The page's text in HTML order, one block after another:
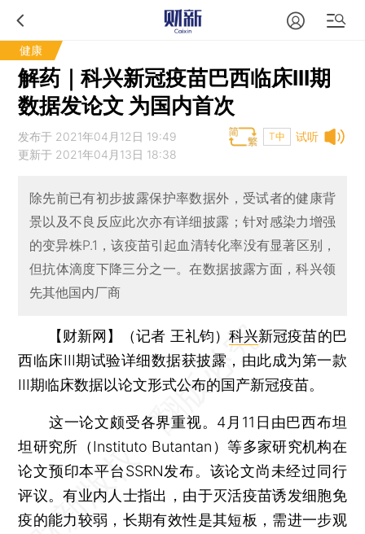
健康
解药｜科兴新冠疫苗巴西临床III期
数据发论文 为国内首次
试听
发布于 2021年04月12日 19:49
更新于 2021年04月13日 18:38
T中
除先前已有初步披露保护率数据外，受试者的健康背
景以及不良反应此次亦有详细披露；针对感染力增强
的变异株P.1，该疫苗引起血清转化率没有显著区别，
但抗体滴度下降三分之一。在数据披露方面，科兴领
先其他国内厂商
【财新网】（记者 王礼钧） 科兴新冠疫苗的巴
西临床III期试验详细数据获披露，由此成为第一款
III期临床数据以论文形式公布的国产新冠疫苗。
这一论文颇受各界重视。4月11日由巴西布坦
坦研究所（Instituto Butantan）等多家研究机构在
论文预印本平台SSRN发布。该论文尚未经过同行
评议。有业内人士指出，由于灭活疫苗诱发细胞免
疫的能力较弱，长期有效性是其短板，需进一步观